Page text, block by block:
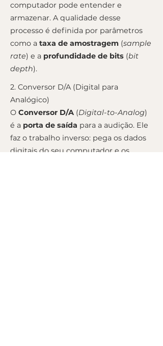
computador pode entender e
armazenar. A qualidade desse
processo é definida por parâmetros
como a taxa de amostragem (sample
rate) e a profundidade de bits (bit
depth).
2. Conversor D/A (Digital para
Analógico)
O Conversor D/A (Digital-to-Analog)
é a porta de saída para a audição. Ele
faz o trabalho inverso: pega os dados
digitais do seu computador e os